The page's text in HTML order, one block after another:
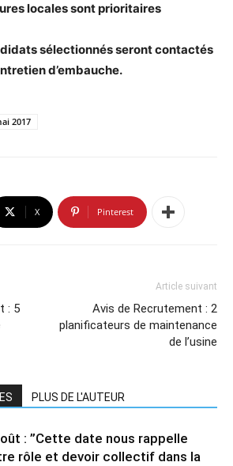
locales sont prioritaires
sélectionnés seront contactés
d’embauche.
2017
X Pinterest
: 5
Article suivant
Avis de Recrutement : 2
planificateurs de maintenance
de l’usine
PLUS DE L'AUTEUR
: ”Cette date nous rappelle
rôle et devoir collectif dans la